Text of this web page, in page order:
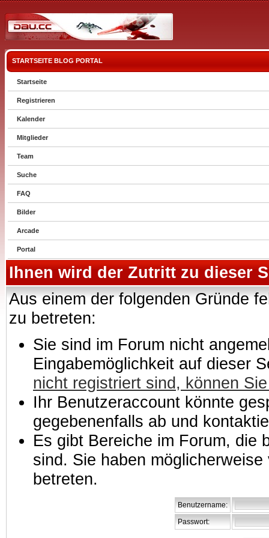
STARTSEITE BLOG PORTAL
Startseite
Registrieren
Kalender
Mitglieder
Team
Suche
FAQ
Bilder
Arcade
Portal
Ihnen wird der Zutritt zu dieser
Aus einem der folgenden Gründe
zu betreten:
Sie sind im Forum nicht
Eingabemöglichkeit auf dieser
nicht registriert sind, können
Ihr Benutzeraccount könnte
gegebenenfalls ab und
Es gibt Bereiche im Forum, die
sind. Sie haben
betreten.
Benutzername:
Passwort: